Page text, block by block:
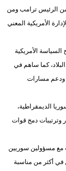
من الرئيس ترامب ومن
الأمريكية المعني
الأمريكية
كما ساهم في
ودعم مسارات
الديمقراطية،
وترتيبات دمج قوات
مع مسؤولين سوريين
أكثر من مناسبة